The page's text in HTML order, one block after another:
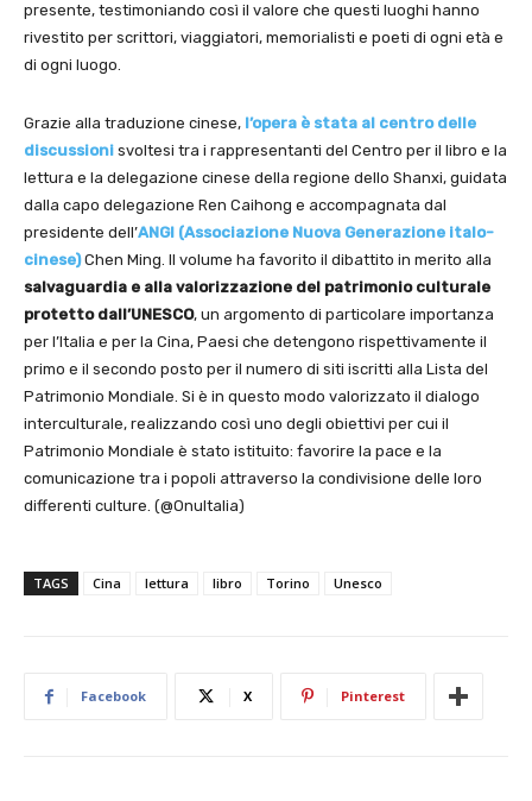
presente, testimoniando così il valore che questi luoghi hanno
rivestito per scrittori, viaggiatori, memorialisti e poeti di ogni età e
di ogni luogo.
Grazie alla traduzione cinese, l’opera è stata al centro delle
discussioni svoltesi tra i rappresentanti del Centro per il libro e la
lettura e la delegazione cinese della regione dello Shanxi, guidata
dalla capo delegazione Ren Caihong e accompagnata dal
presidente dell’ANGI (Associazione Nuova Generazione italo-
cinese)Chen Ming. Il volume ha favorito il dibattito in merito alla
salvaguardia e alla valorizzazione del patrimonio culturale
protetto dall’UNESCO, un argomento di particolare importanza
per l’Italia e per la Cina, Paesi che detengono rispettivamente il
primo e il secondo posto per il numero di siti iscritti alla Lista del
Patrimonio Mondiale. Si è in questo modo valorizzato il dialogo
interculturale, realizzando così uno degli obiettivi per cui il
Patrimonio Mondiale è stato istituito: favorire la pace e la
comunicazione tra i popoli attraverso la condivisione delle loro
differenti culture. (@OnuItalia)
TAGS Cina lettura libro Torino Unesco
Facebook X Pinterest